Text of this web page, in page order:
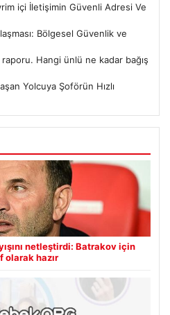
içi İletişimin Güvenli Adresi Ve
Bölgesel Güvenlik ve
Hangi ünlü ne kadar bağış
Yolcuya Şoförün Hızlı
netleştirdi: Batrakov için
olarak hazır